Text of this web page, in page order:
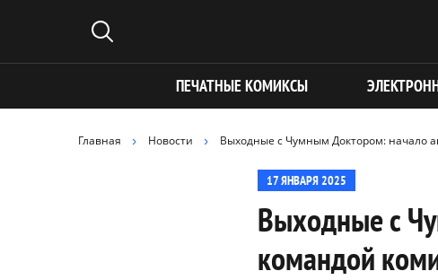
ПЕЧАТНЫЕ КОМИКСЫ
Главная Новости Выходные с Чумным Доктором: начало
17 ЯНВАРЯ 2025
Выходные с
командой